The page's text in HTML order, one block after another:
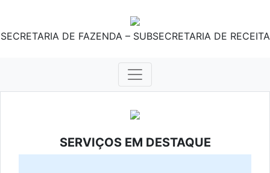
SECRETARIA DE FAZENDA – SUBSECRETARIA DE RECEITA
SERVIÇOS EM DESTAQUE